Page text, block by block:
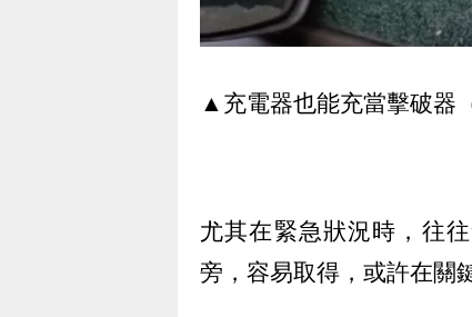
▲充電器也能充當擊破器
尤其在緊急狀況時，往
旁，容易取得，或許在關